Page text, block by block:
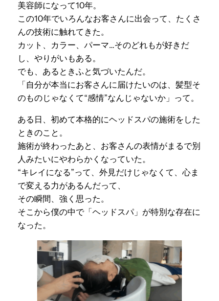
美容師になって10年。
この10年でいろんなお客さんに出会って、たくさ
んの技術に触れてきた。
カット、カラー、パーマ…そのどれもが好きだ
し、やりがいもある。
でも、あるときふと気づいたんだ。
「自分が本当にお客さんに届けたいのは、髪型そ
のものじゃなくて“感情”なんじゃないか」って。
ある日、初めて本格的にヘッドスパの施術をした
ときのこと。
施術が終わったあと、お客さんの表情がまるで別
人みたいにやわらかくなっていた。
“キレイになる”って、外見だけじゃなくて、心ま
で変える力があるんだって、
その瞬間、強く思った。
そこから僕の中で「ヘッドスパ」が特別な存在に
なった。